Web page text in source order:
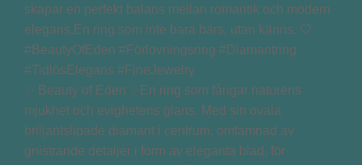
✨ Beauty of Eden ✨En ring som fångar naturens
mjukhet och evighetens glans. Med sin ovala
briljantslipade diamant i centrum, omfamnad av
gnistrande detaljer i form av eleganta blad, för